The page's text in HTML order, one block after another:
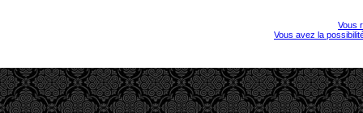
Vous
Vous avez la